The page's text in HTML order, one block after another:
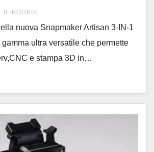
POUPIK
nuova Snapmaker Artisan 3-IN-1
gamma ultra versatile che permette
e stampa 3D in…